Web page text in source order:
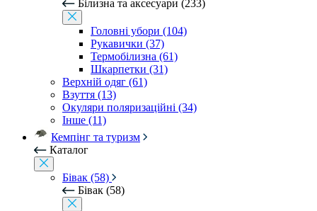
Білизна та аксесуари (233)
Головні убори (104)
Рукавички (37)
Термобілизна (61)
Шкарпетки (31)
Верхній одяг (61)
Взуття (13)
Окуляри поляризаційні (34)
Інше (11)
Кемпінг та туризм
Каталог
Бівак (58)
Бівак (58)